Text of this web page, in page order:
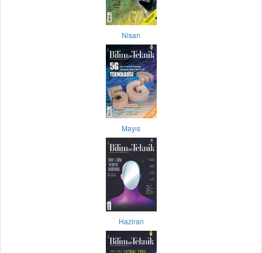
Nisan
Mayıs
Haziran